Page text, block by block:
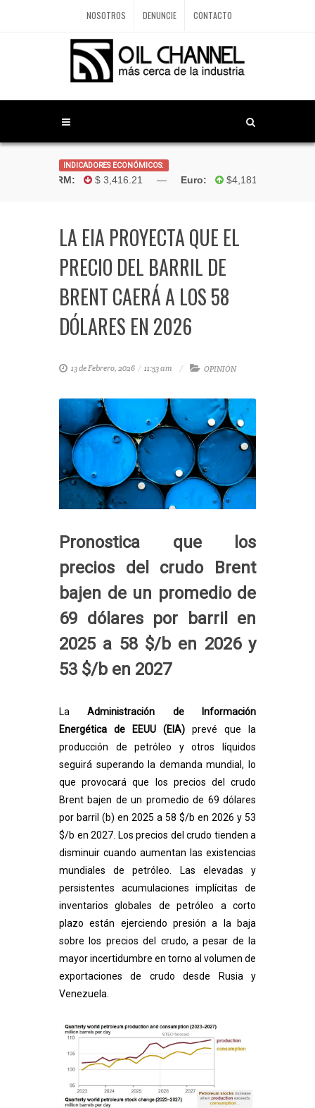
NOSOTROS DENUNCIE CONTACTO
INDICADORES ECONÓMICOS:
$ 3,416.21 —Euro: $4,181.96 —
LA EIA PROYECTA QUE EL
PRECIO DEL BARRIL DE
BRENT CAERÁ A LOS 58
DÓLARES EN 2026
13 de Febrero, 2026 / 11:53 am OPINIÓN
Pronostica que los
precios del crudo Brent
bajen de un promedio de
69 dólares por barril en
2025 a 58 $/b en 2026 y
53 $/b en 2027
LaAdministración de Información
Energética de EEUU (EIA) prevé que la
producción de petróleo y otros líquidos
seguirá superando la demanda mundial, lo
que provocará que los precios del crudo
Brent bajen de un promedio de 69 dólares
por barril (b) en 2025 a 58 $/b en 2026 y 53
$/b en 2027. Los precios del crudo tienden a
disminuir cuando aumentan las existencias
mundiales de petróleo. Las elevadas y
persistentes acumulaciones implícitas de
inventarios globales de petróleo a corto
plazo están ejerciendo presión a la baja
sobre los precios del crudo, a pesar de la
mayor incertidumbre en torno al volumen de
exportaciones de crudo desde Rusia y
Venezuela.